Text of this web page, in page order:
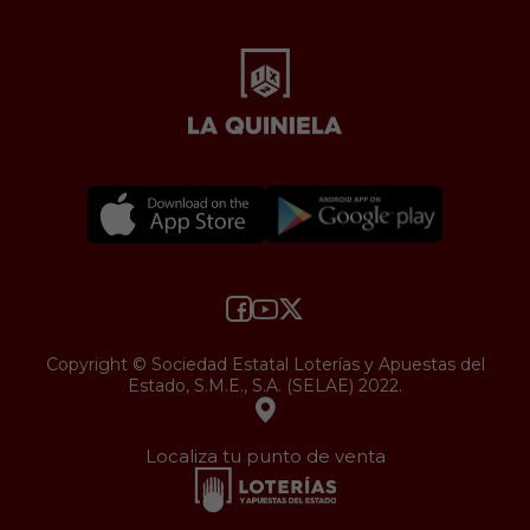
Copyright © Sociedad Estatal Loterías y Apuestas del
Estado, S.M.E., S.A. (SELAE) 2022.
Localiza tu punto de venta